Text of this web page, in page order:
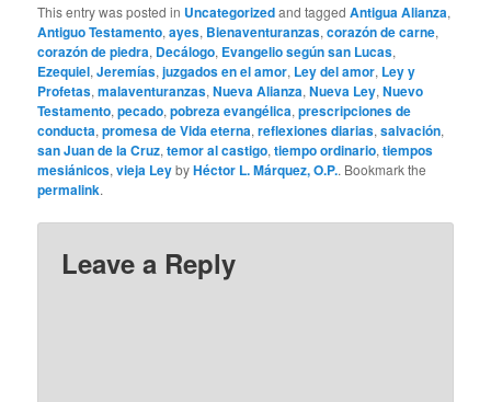
This entry was posted in Uncategorizedand taggedAntigua Alianza,
Antiguo Testamento,ayes, Bienaventuranzas,corazón de carne,
corazón de piedra, Decálogo, Evangelio según san Lucas,
Ezequiel,Jeremías,juzgados en el amor, Ley del amor, Ley y
Profetas,malaventuranzas,Nueva Alianza,Nueva Ley,Nuevo
Testamento,pecado,pobreza evangélica,prescripciones de
conducta,promesa de Vida eterna,reflexiones diarias,salvación,
san Juan de la Cruz,temor al castigo,tiempo ordinario,tiempos
mesiánicos,vieja LeybyHéctor L. Márquez, O.P.. Bookmark the
permalink.
Leave a Reply